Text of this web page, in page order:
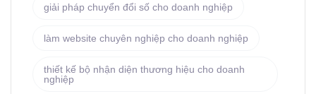
giải pháp chuyển đổi số cho doanh nghiệp
làm website chuyên nghiệp cho doanh nghiệp
thiết kế bộ nhận diện thương hiệu cho doanh
nghiệp